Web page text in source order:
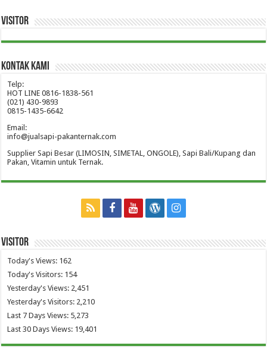
Visitor
Kontak Kami
Telp:
HOT LINE 0816-1838-561
(021) 430-9893
0815-1435-6642
Email:
info@jualsapi-pakanternak.com
Supplier Sapi Besar (LIMOSIN, SIMETAL, ONGOLE), Sapi Bali/Kupang dan
Pakan, Vitamin untuk Ternak.
Visitor
Today's Views: 162
Today's Visitors: 154
Yesterday's Views: 2,451
Yesterday's Visitors: 2,210
Last 7 Days Views: 5,273
Last 30 Days Views: 19,401